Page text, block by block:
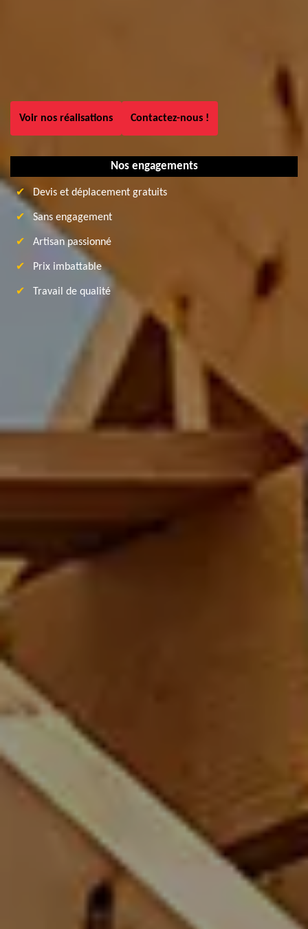
Voir nos réalisations Contactez-nous !
Nos engagements
Devis et déplacement gratuits
Sans engagement
Artisan passionné
Prix imbattable
Travail de qualité